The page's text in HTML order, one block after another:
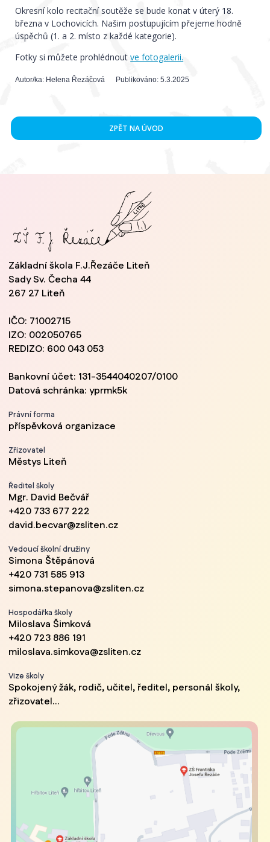
Okresní kolo recitační soutěže se bude konat v úterý 18.
března v Lochovicích. Našim postupujícím přejeme hodně
úspěchů (1. a 2. místo z každé kategorie).
Fotky si můžete prohlédnoutve fotogalerii.
Autor/ka: Helena Řezáčová Publikováno: 5.3.2025
ZPĚT NA ÚVOD
Základní škola F.J.Řezáče Liteň
Sady Sv. Čecha 44
267 27 Liteň
IČO: 71002715
IZO: 002050765
REDIZO: 600 043 053
Bankovní účet: 131-3544040207/0100
Datová schránka: yprmk5k
Právní forma
příspěvková organizace
Zřizovatel
Městys Liteň
Ředitel školy
Mgr. David Bečvář
+420 733 677 222
david.becvar@zsliten.cz
Vedoucí školní družiny
Simona Štěpánová
+420 731 585 913
simona.stepanova@zsliten.cz
Hospodářka školy
Miloslava Šimková
+420 723 886 191
miloslava.simkova@zsliten.cz
Vize školy
Spokojený žák, rodič, učitel, ředitel, personál školy,
zřizovatel...